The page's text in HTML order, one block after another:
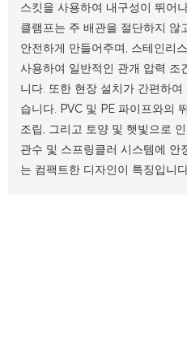
스킷을 사용하여 내구성이 뛰어
클램프는 주 배관을 절단하지 않
안전하게 만들어주며, 스테인리
사용하여 일반적인 관개 압력 조
니다. 또한 현장 설치가 간편하
습니다. PVC 및 PE 파이프와의
조립, 그리고 토양 및 햇빛으로
관수 및 스프링클러 시스템에
는 컴팩트한 디자인이 특징입니